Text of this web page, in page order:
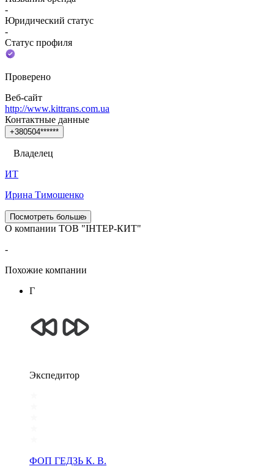
-
Юридический статус
-
Статус профиля
Проверено
Веб-сайт
http://www.kittrans.com.ua
Контактные данные
+380504******
Владелец
ИТ
Ирина Тимошенко
Посмотреть больше
О компании ТОВ "ІНТЕР-КИТ"
-
Похожие компании
Г
Экспедитор
ФОП ГЕДЗЬ К. В.